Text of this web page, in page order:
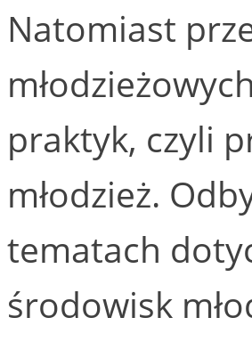
Natomiast
praktyk, czyli
młodzież.
tematach
środowisk